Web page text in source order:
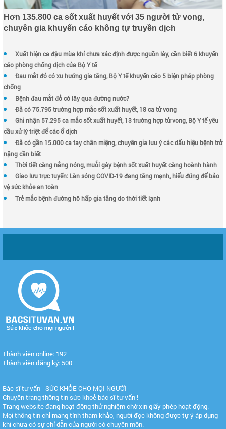
Hơn 135.800 ca sốt xuất huyết với 35 người tử vong,
chuyên gia khuyến cáo không tự truyền dịch
Xuất hiện ca đậu mùa khỉ chưa xác định được nguồn lây, cần biết 6 khuyến
cáo phòng chống dịch của Bộ Y tế
Đau mắt đỏ có xu hướng gia tăng, Bộ Y tế khuyến cáo 5 biện pháp phòng
chống
Bệnh đau mắt đỏ có lây qua đường nước?
Đã có 75.795 trường hợp mắc sốt xuất huyết, 18 ca tử vong
Ghi nhận 57.295 ca mắc sốt xuất huyết, 13 trường hợp tử vong, Bộ Y tế yêu
cầu xử lý triệt để các ổ dịch
Đã có gần 15.000 ca tay chân miệng, chuyên gia lưu ý các dấu hiệu bệnh trở
nặng cần biết
Thời tiết càng nắng nóng, muỗi gây bệnh sốt xuất huyết càng hoành hành
Giao lưu trực tuyến: Làn sóng COVID-19 đang tăng mạnh, hiểu đúng để bảo
vệ sức khỏe an toàn
Trẻ mắc bệnh đường hô hấp gia tăng do thời tiết lạnh
Thành viên online: 192
Thành viên đăng ký: 500
Bác sĩ tư vấn - SỨC KHỎE CHO MỌI NGƯỜI
Chuyên trang thông tin sức khoẻ bác sĩ tư vấn !
Trang website đang hoạt động thử nghiệm chờ xin giấy phép hoạt động.
Mọi thông tin chỉ mang tính tham khảo, người đọc không được tự ý áp dụng
khi chưa có sự chỉ dẫn của người có chuyên môn.